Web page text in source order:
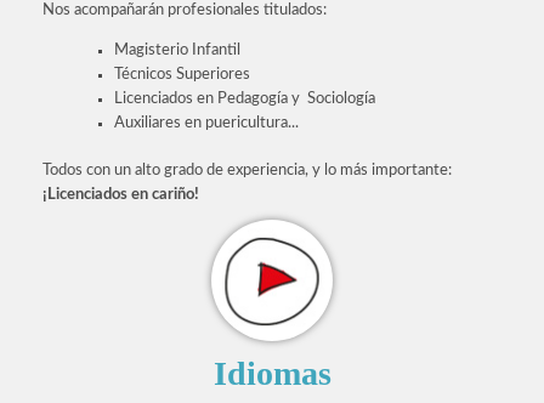
Nos acompañarán profesionales titulados:
Magisterio Infantil
Técnicos Superiores
Licenciados en Pedagogía y Sociología
Auxiliares en puericultura...
Todos con un alto grado de experiencia, y lo más importante:
¡Licenciados en cariño!
Idiomas